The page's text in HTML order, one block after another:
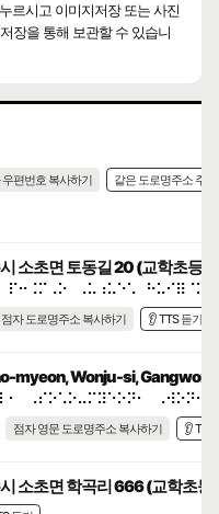
르시고 이미지저장 또는 사진
장을 통해 보관할 수 있습니
우편번호 복사하기
같은 도로명주소 주
소초면 토동길 20 (교학초등
점자 도로명주소 복사하기 👂 TTS 듣기
myeon, Wonju-si, Gangwon-
점자 영문 도로명주소 복사하기 👂 TTS
소초면 학곡리 666 (교학초등